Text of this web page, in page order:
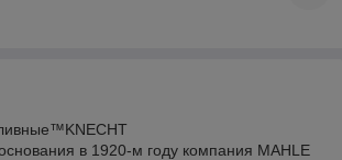
в 1920-м году компания MAHLE